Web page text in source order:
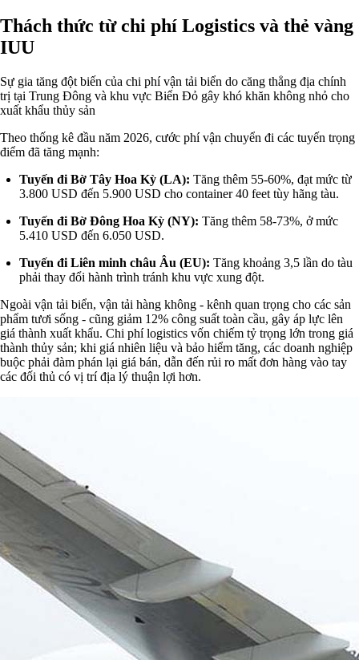
Thách thức từ chi phí Logistics và thẻ vàng
IUU
Sự gia tăng đột biến của chi phí vận tải biển do căng thẳng địa chính
trị tại Trung Đông và khu vực Biển Đỏ gây khó khăn không nhỏ cho
xuất khẩu thủy sản
Theo thống kê đầu năm 2026, cước phí vận chuyển đi các tuyến trọng
điểm đã tăng mạnh:
Tuyến đi Bờ Tây Hoa Kỳ (LA): Tăng thêm 55-60%, đạt mức từ
3.800 USD đến 5.900 USD cho container 40 feet tùy hãng tàu.
Tuyến đi Bờ Đông Hoa Kỳ (NY): Tăng thêm 58-73%, ở mức
5.410 USD đến 6.050 USD.
Tuyến đi Liên minh châu Âu (EU): Tăng khoảng 3,5 lần do tàu
phải thay đổi hành trình tránh khu vực xung đột.
Ngoài vận tải biển, vận tải hàng không - kênh quan trọng cho các sản
phẩm tươi sống - cũng giảm 12% công suất toàn cầu, gây áp lực lên
giá thành xuất khẩu. Chi phí logistics vốn chiếm tỷ trọng lớn trong giá
thành thủy sản; khi giá nhiên liệu và bảo hiểm tăng, các doanh nghiệp
buộc phải đàm phán lại giá bán, dẫn đến rủi ro mất đơn hàng vào tay
các đối thủ có vị trí địa lý thuận lợi hơn.